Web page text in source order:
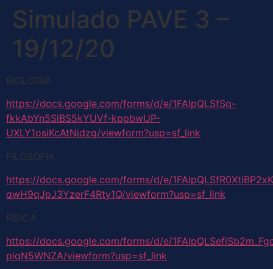
Simulado PAVE 3 –
19/12/20
BIOLOGIA
https://docs.google.com/forms/d/e/1FAIpQLSfSq-
fkkAbYn5SiBS5kYUVf-kppbwUP-
UXLY1osiKcAtNjdzg/viewform?usp=sf_link
FILOSOFIA
https://docs.google.com/forms/d/e/
qwH9qJpJ3YzerF4Rty1Q/viewform?usp=sf_link
FÍSICA
https://docs.google.com/forms/d/e/
piqN5WNZA/viewform?usp=sf_link